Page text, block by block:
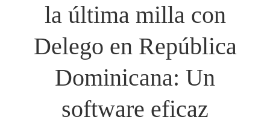
la última milla con
Delego en República
Dominicana: Un
software eficaz